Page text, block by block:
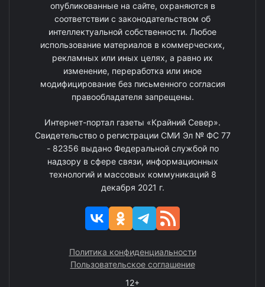
опубликованные на сайте, охраняются в
соответствии с законодательством об
интеллектуальной собственности. Любое
использование материалов в коммерческих,
рекламных или иных целях, а равно их
изменение, переработка или иное
модифицирование без письменного согласия
правообладателя запрещены.
Интернет-портал газеты «Крайний Север».
Свидетельство о регистрации СМИ Эл № ФС 77
- 82356 выдано Федеральной службой по
надзору в сфере связи, информационных
технологий и массовых коммуникаций 8
декабря 2021 г.
Политика конфиденциальности
Пользовательское соглашение
12+